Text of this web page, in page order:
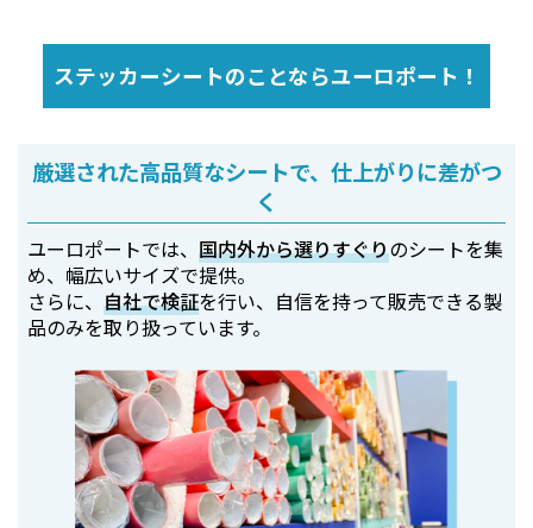
ステッカーシートのことならユーロポート！
厳選された高品質なシートで、仕上がりに差がつ
く
ユーロポートでは、国内外から選りすぐりのシートを集
め、幅広いサイズで提供。
さらに、自社で検証を行い、自信を持って販売できる製
品のみを取り扱っています。